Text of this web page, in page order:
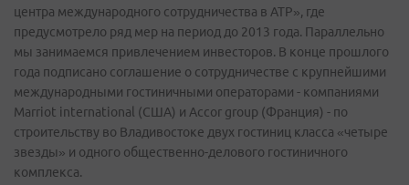
центра международного сотрудничества в АТР», где
предусмотрело ряд мер на период до 2013 года. Параллельно
мы занимаемся привлечением инвесторов. В конце прошлого
года подписано соглашение о сотрудничестве с крупнейшими
международными гостиничными операторами - компаниями
Marriot international (США) и Accor group (Франция) - по
строительству во Владивостоке двух гостиниц класса «четыре
звезды» и одного общественно-делового гостиничного
комплекса.